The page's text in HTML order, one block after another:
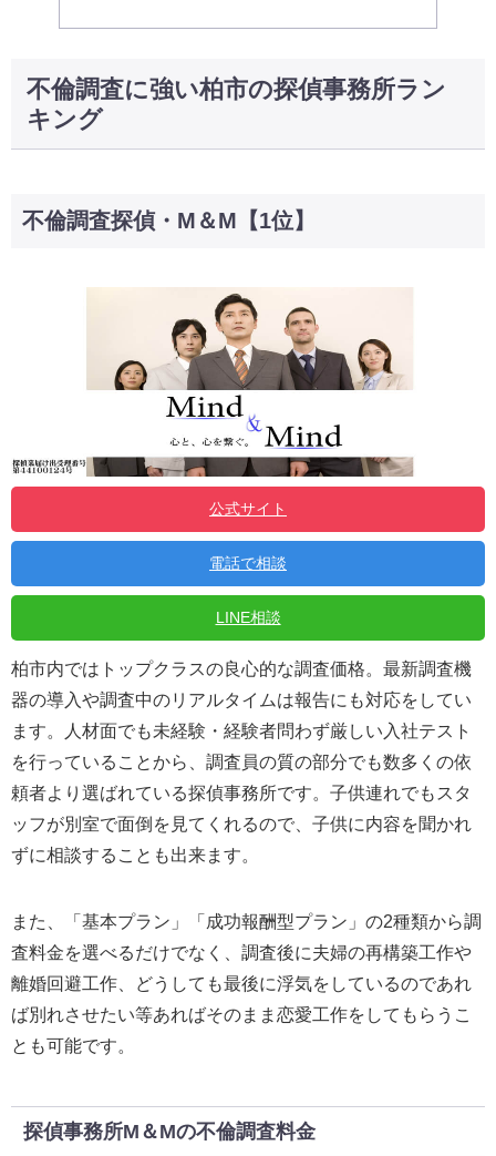
不倫調査に強い柏市の探偵事務所ラン
キング
不倫調査探偵・M＆M【1位】
公式サイト
電話で相談
LINE相談
柏市内ではトップクラスの良心的な調査価格。最新調査機
器の導入や調査中のリアルタイムは報告にも対応をしてい
ます。人材面でも未経験・経験者問わず厳しい入社テスト
を行っていることから、調査員の質の部分でも数多くの依
頼者より選ばれている探偵事務所です。子供連れでもスタ
ッフが別室で面倒を見てくれるので、子供に内容を聞かれ
ずに相談することも出来ます。
また、「基本プラン」「成功報酬型プラン」の2種類から調
査料金を選べるだけでなく、調査後に夫婦の再構築工作や
離婚回避工作、どうしても最後に浮気をしているのであれ
ば別れさせたい等あればそのまま恋愛工作をしてもらうこ
とも可能です。
探偵事務所M＆Mの不倫調査料金